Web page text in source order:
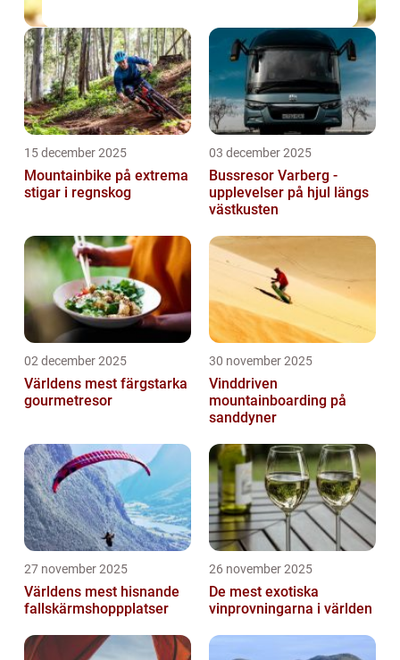
15 december 2025
Mountainbike på extrema
stigar i regnskog
03 december 2025
Bussresor Varberg -
upplevelser på hjul längs
västkusten
02 december 2025
Världens mest färgstarka
gourmetresor
30 november 2025
Vinddriven
mountainboarding på
sanddyner
27 november 2025
Världens mest hisnande
fallskärmshoppplatser
26 november 2025
De mest exotiska
vinprovningarna i världen